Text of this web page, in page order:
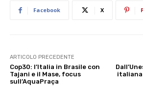
Facebook X
ARTICOLO PRECEDENTE
Cop30: l’Italia in Brasile con
Tajani e il Mase, focus
sull’AquaPraça